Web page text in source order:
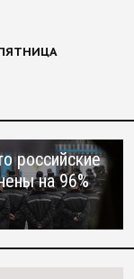
ПЯТНИЦА
российские
на 96%